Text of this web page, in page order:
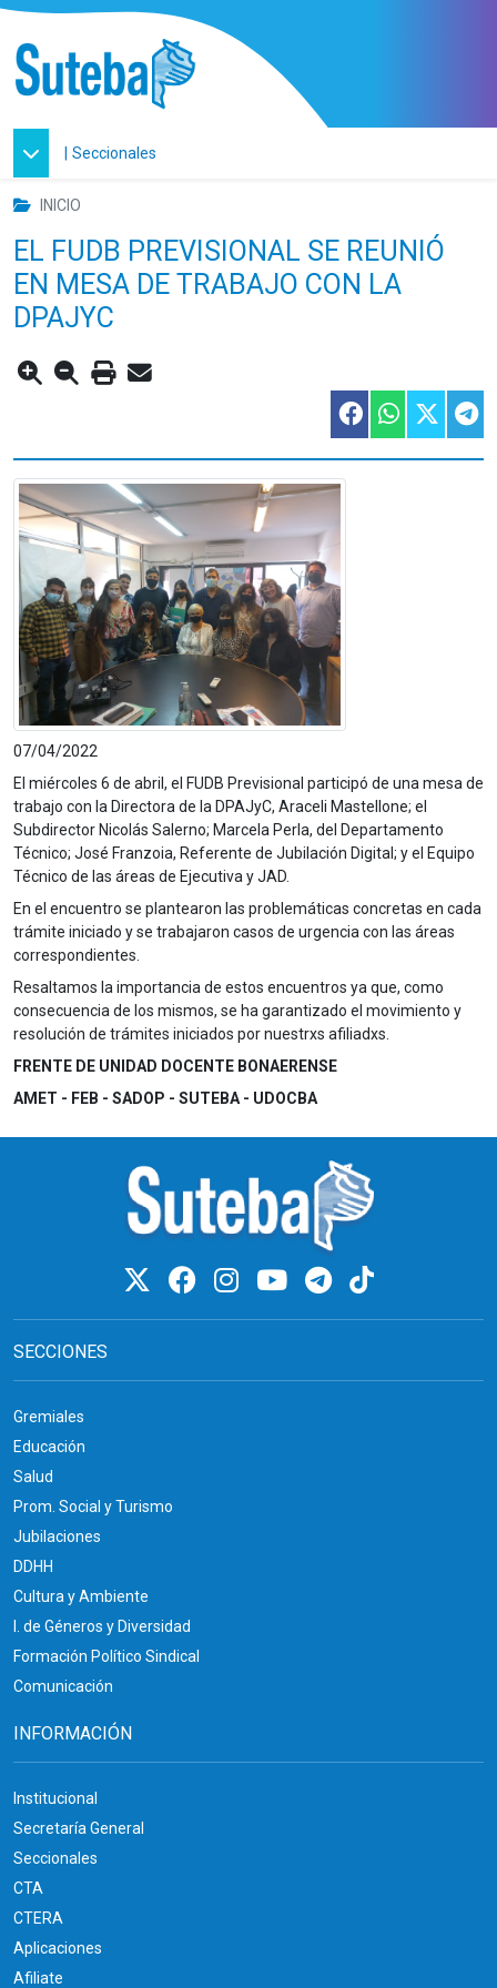
| Seccionales
INICIO
EL FUDB PREVISIONAL SE REUNIÓ
EN MESA DE TRABAJO CON LA
DPAJYC
07/04/2022
El miércoles 6 de abril, el FUDB Previsional participó de una mesa de
trabajo con la Directora de la DPAJyC, Araceli Mastellone; el
Subdirector Nicolás Salerno; Marcela Perla, del Departamento
Técnico; José Franzoia, Referente de Jubilación Digital; y el Equipo
Técnico de las áreas de Ejecutiva y JAD.
En el encuentro se plantearon las problemáticas concretas en cada
trámite iniciado y se trabajaron casos de urgencia con las áreas
correspondientes.
Resaltamos la importancia de estos encuentros ya que, como
consecuencia de los mismos, se ha garantizado el movimiento y
resolución de trámites iniciados por nuestrxs afiliadxs.
FRENTE DE UNIDAD DOCENTE BONAERENSE
AMET - FEB - SADOP - SUTEBA - UDOCBA
SECCIONES
Gremiales
Educación
Salud
Prom. Social y Turismo
Jubilaciones
DDHH
Cultura y Ambiente
I. de Géneros y Diversidad
Formación Político Sindical
Comunicación
INFORMACIÓN
Institucional
Secretaría General
Seccionales
CTA
CTERA
Aplicaciones
Afiliate